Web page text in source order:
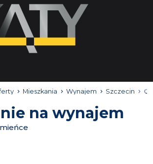
Mieszkania Wynajem Szczecin
na wynajem